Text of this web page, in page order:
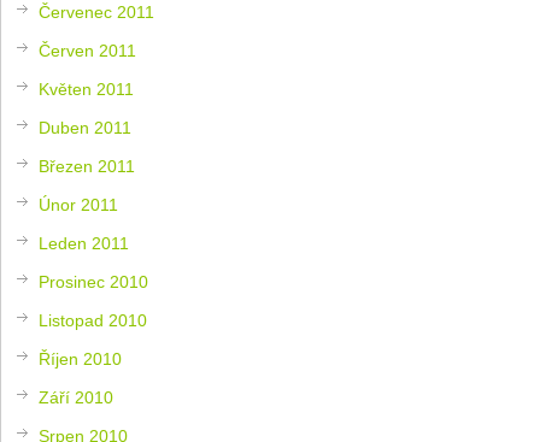
Červenec 2011
Červen 2011
Květen 2011
Duben 2011
Březen 2011
Únor 2011
Leden 2011
Prosinec 2010
Listopad 2010
Říjen 2010
Září 2010
Srpen 2010